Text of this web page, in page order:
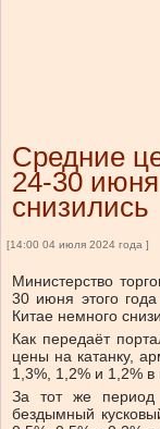
Средние
24-30
снизились
[14:00 04 июля 2024 года ]
Министерство
30 июня этого
Китае немного
Как передаёт
цены на катанку,
1,3%, 1,2% и 1,2% в
За тот же период
бездымный